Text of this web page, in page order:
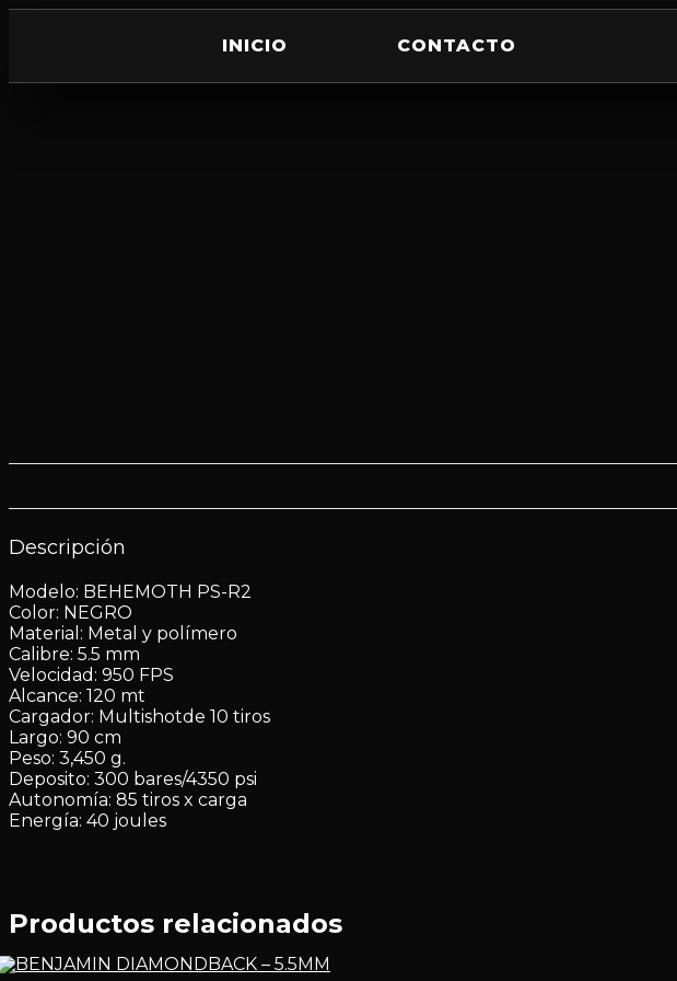
INICIO CONTACTO
Descripción
Modelo: BEHEMOTH PS-R2
Color: NEGRO
Material: Metal y polímero
Calibre: 5.5 mm
Velocidad: 950 FPS
Alcance: 120 mt
Cargador: Multishotde 10 tiros
Largo: 90 cm
Peso: 3,450 g.
Deposito: 300 bares/4350 psi
Autonomía: 85 tiros x carga
Energía: 40 joules
Productos relacionados